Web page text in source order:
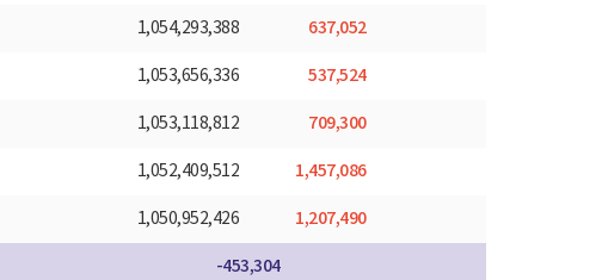
1,054,293,388 637,052
1,053,656,336 537,524
1,053,118,812 709,300
1,052,409,512 1,457,086
1,050,952,426 1,207,490
-453,304